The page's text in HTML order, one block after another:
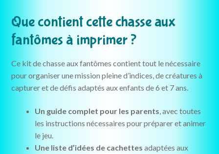
Que contient cette chasse aux
fantômes à imprimer ?
Ce kit de chasse aux fantômes contient tout le nécessaire
pour organiser une mission pleine d’indices, de créatures à
capturer et de défis adaptés aux enfants de 6 et 7 ans.
Un guide complet pour les parents, avec toutes
les instructions nécessaires pour préparer et animer
le jeu.
Une liste d’idées de cachettes adaptées aux